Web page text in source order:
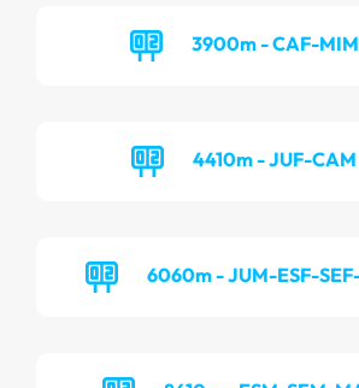
3900m - CAF-
4410m - JUF-CAM
6060m - JUM-ESF-